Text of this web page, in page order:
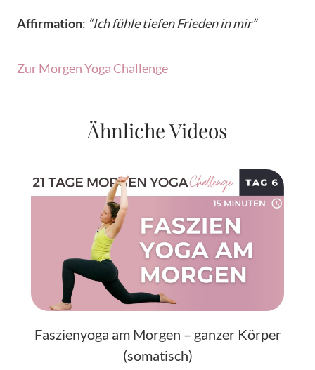
Affirmation: “Ich fühle tiefen Frieden in mir”
Zur Morgen Yoga Challenge
Ähnliche Videos
Faszienyoga am Morgen – ganzer Körper
(somatisch)